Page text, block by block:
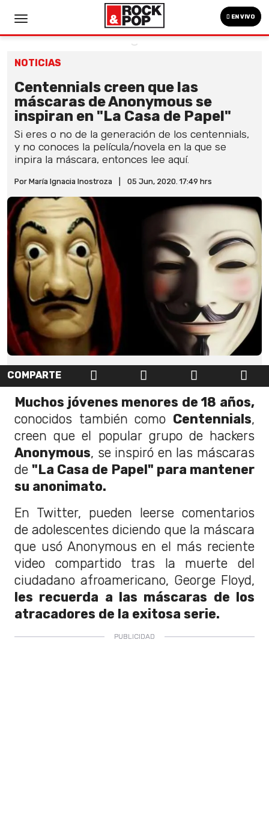
EN VIVO
NOTICIAS
Centennials creen que las
máscaras de Anonymous se
inspiran en "La Casa de Papel"
Si eres o no de la generación de los centennials,
y no conoces la película/novela en la que se
inpira la máscara, entonces lee aquí.
Por María Ignacia Inostroza 05 Jun, 2020. 17:49 hrs
COMPARTE
Muchos jóvenes menores de 18 años,
conocidos también como Centennials,
creen que el popular grupo de hackers
Anonymous, se inspiró en las máscaras
de "La Casa de Papel" para mantener
su anonimato.
En Twitter, pueden leerse comentarios
de adolescentes diciendo que la máscara
que usó Anonymous en el más reciente
video compartido tras la muerte del
ciudadano afroamericano, George Floyd,
les recuerda a las máscaras de los
atracadores de la exitosa serie.